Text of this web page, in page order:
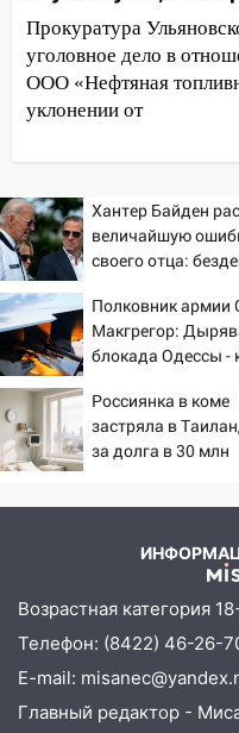
шестилетнего
Федерации:
11:16 В
мужчину,
От
области 8–9
10:11
Директора
«Нефтяной
судить за
налогов
09:28
Дети на
велосипедисты,
пешеходы. Обзор
Ульяновской
Какая
06:45
Ульяновске
утра 10 августа
Прокуратура
уголовное дело в
ООО «Нефтяная
уклонении от
Хантер Байден
величайшую
своего отца:
Полковник
Макгрегор:
блокада Одессы -
России за это
головы?
Россиянка в коме
застряла в
за долга в 30 млн
Возрастная категория
Телефон: (8422) 46-26-
E-mail:
Главный редактор -